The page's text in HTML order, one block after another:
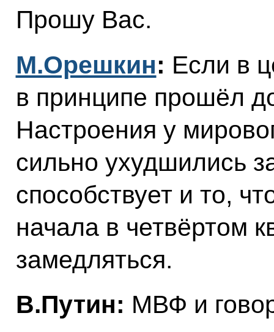
Прошу Вас.
М.Орешкин: Если в
в принципе прошёл
Настроения у
сильно ухудшились
способствует и то,
начала в четвёртом
замедляться.
В.Путин: МВФ и